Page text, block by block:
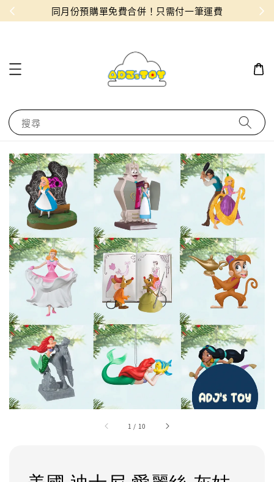
！ 同月份預購單免費合併！只需付一筆運費
搜尋
1 / 10